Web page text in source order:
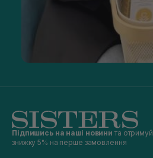
Підпишись на наші новини та отримуй
знижку 5% на перше замовлення